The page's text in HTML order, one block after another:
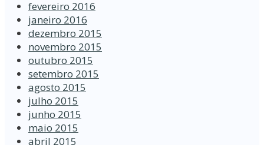
fevereiro 2016
janeiro 2016
dezembro 2015
novembro 2015
outubro 2015
setembro 2015
agosto 2015
julho 2015
junho 2015
maio 2015
abril 2015